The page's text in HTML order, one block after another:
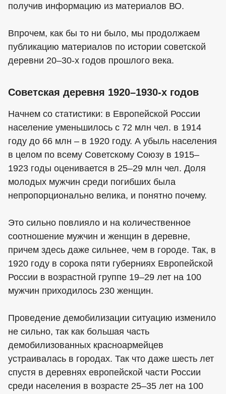
получив информацию из материалов ВО.
Впрочем, как бы то ни было, мы продолжаем
публикацию материалов по истории советской
деревни 20–30-х годов прошлого века.
Советская деревня 1920–1930-х годов
Начнем со статистики: в Европейской России
население уменьшилось с 72 млн чел. в 1914
году до 66 млн – в 1920 году. А убыль населения
в целом по всему Советскому Союзу в 1915–
1923 годы оценивается в 25–29 млн чел. Доля
молодых мужчин среди погибших была
непропорционально велика, и понятно почему.
Это сильно повлияло и на количественное
соотношение мужчин и женщин в деревне,
причем здесь даже сильнее, чем в городе. Так, в
1920 году в сорока пяти губерниях Европейской
России в возрастной группе 19–29 лет на 100
мужчин приходилось 230 женщин.
Проведение демобилизации ситуацию изменило
не сильно, так как большая часть
демобилизованных красноармейцев
устраивалась в городах. Так что даже шесть лет
спустя в деревнях европейской части России
среди населения в возрасте 25–35 лет на 100